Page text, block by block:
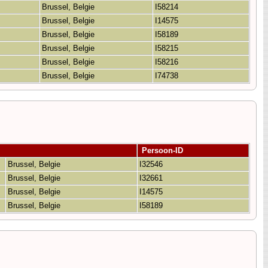
Brussel, Belgie
I58214
Brussel, Belgie
I14575
Brussel, Belgie
I58189
Brussel, Belgie
I58215
Brussel, Belgie
I58216
Brussel, Belgie I74738
Persoon-ID
Brussel, Belgie
I32546
Brussel, Belgie
I32661
Brussel, Belgie
I14575
Brussel, Belgie I58189